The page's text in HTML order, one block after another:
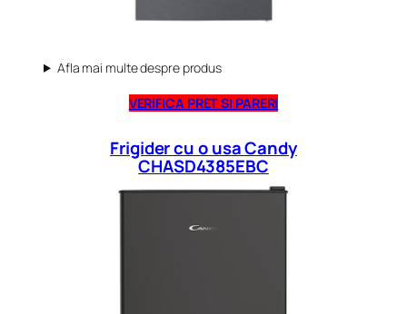
Afla mai multe despre produs
VERIFICA PRET SI PARERI
Frigider cu o usa Candy
CHASD4385EBC